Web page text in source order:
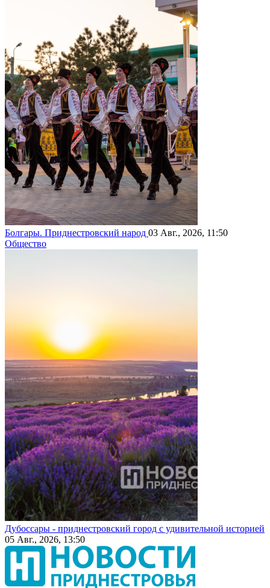
Болгары. Приднестровский народ 03 Авг., 2026, 11:50
Общество
Дубоссары - приднестровский город с удивительной историей
05 Авг., 2026, 13:50